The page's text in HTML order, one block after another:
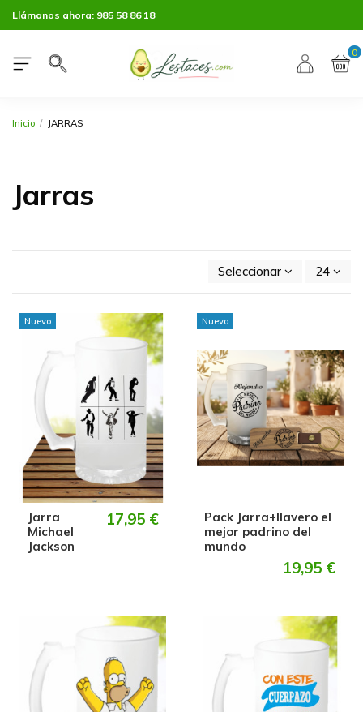
Llámanos ahora: 985 58 86 18
0
Inicio JARRAS
Jarras
Seleccionar 24
Nuevo
Jarra
Michael
Jackson
17,95 €
Nuevo
Pack Jarra+llavero el
mejor padrino del
mundo
19,95 €